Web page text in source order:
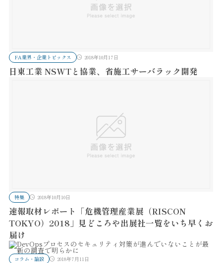
FA業界・企業トピックス 2018年10月17日
日東工業 NSWTと協業、省施工サーバラック開発
特集 2018年10月10日
速報取材レポート「危機管理産業展（RISCON
TOKYO）2018」見どころや出展社一覧をいち早くお
届け
コラム・論説 2018年7月11日